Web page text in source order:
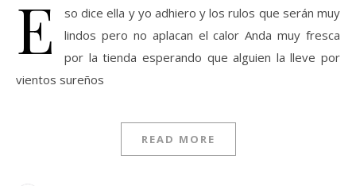
E
so dice ella y yo adhiero y los rulos que serán muy
lindos pero no aplacan el calor Anda muy fresca
por la tienda esperando que alguien la lleve por
vientos sureños
READ MORE